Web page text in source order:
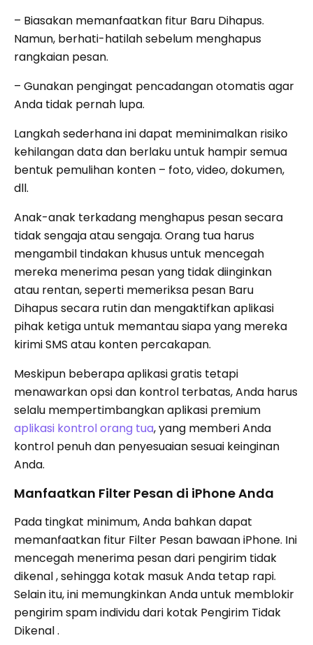
– Biasakan memanfaatkan fitur Baru Dihapus.
Namun, berhati-hatilah sebelum menghapus
rangkaian pesan.
– Gunakan pengingat pencadangan otomatis agar
Anda tidak pernah lupa.
Langkah sederhana ini dapat meminimalkan risiko
kehilangan data dan berlaku untuk hampir semua
bentuk pemulihan konten – foto, video, dokumen,
dll.
Anak-anak terkadang menghapus pesan secara
tidak sengaja atau sengaja. Orang tua harus
mengambil tindakan khusus untuk mencegah
mereka menerima pesan yang tidak diinginkan
atau rentan, seperti memeriksa pesan Baru
Dihapus secara rutin dan mengaktifkan aplikasi
pihak ketiga untuk memantau siapa yang mereka
kirimi SMS atau konten percakapan.
Meskipun beberapa aplikasi gratis tetapi
menawarkan opsi dan kontrol terbatas, Anda harus
selalu mempertimbangkan aplikasi premium
aplikasi kontrol orang tua, yang memberi Anda
kontrol penuh dan penyesuaian sesuai keinginan
Anda.
Manfaatkan Filter Pesan di iPhone Anda
Pada tingkat minimum, Anda bahkan dapat
memanfaatkan fitur Filter Pesan bawaan iPhone. Ini
mencegah menerima pesan dari pengirim tidak
dikenal , sehingga kotak masuk Anda tetap rapi.
Selain itu, ini memungkinkan Anda untuk memblokir
pengirim spam individu dari kotak Pengirim Tidak
Dikenal .